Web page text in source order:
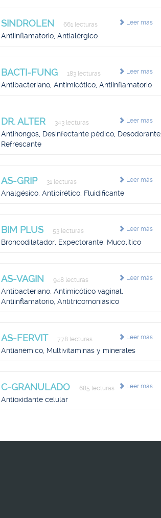
Leer más
SINDROLEN 661 lecturas
Antiinflamatorio, Antialérgico
Leer más
BACTI-FUNG 183 lecturas
Antibacteriano, Antimicótico, Antiinflamatorio
Leer más
DR. ALTER 343 lecturas
Antihongos, Desinfectante pédico, Desodorante,
Refrescante
Leer más
AS-GRIP 31 lecturas
Analgésico, Antipirético, Fluidificante
Leer más
BIM PLUS 53 lecturas
Broncodilatador, Expectorante, Mucolítico
Leer más
AS-VAGIN 948 lecturas
Antibacteriano, Antimicótico vaginal,
Antiinflamatorio, Antitricomoniásico
Leer más
AS-FERVIT 778 lecturas
Antianémico, Multivitaminas y minerales
Leer más
C-GRANULADO 685 lecturas
Antioxidante celular